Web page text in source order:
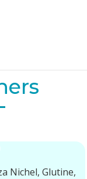
Nichel, Glutine,